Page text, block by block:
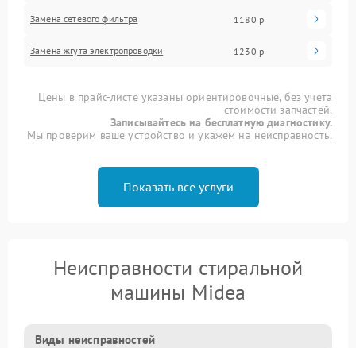
Замена сетевого фильтра 1180 р
Замена жгута электропроводки 1230 р
Цены в прайс-листе указаны ориентировочные, без учета
стоимости запчастей.
Записывайтесь на бесплатную диагностику.
Мы проверим ваше устройство и укажем на неисправность.
Показать все услуги
Неисправности стиральной
машины Midea
Виды неисправностей